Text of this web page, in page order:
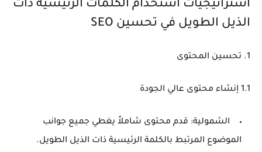
استراتيجيات استخدام الكلمات الرئيسية ذات
الذيل الطويل في تحسين SEO
1. تحسين المحتوى
1.1 إنشاء محتوى عالي الجودة
الشمولية: قدم محتوى شاملاً يغطي جميع جوانب
الموضوع المرتبط بالكلمة الرئيسية ذات الذيل الطويل.